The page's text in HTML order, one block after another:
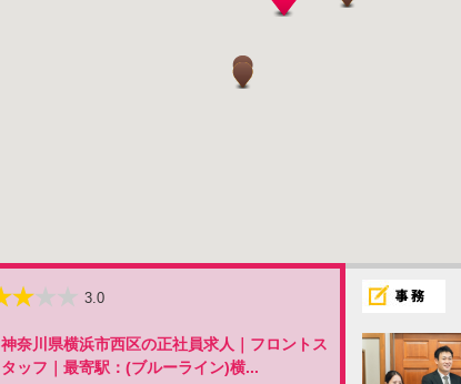
3.0
神奈川県横浜市西区の正社員求人｜フロントス
タッフ｜最寄駅：(ブルーライン)横...